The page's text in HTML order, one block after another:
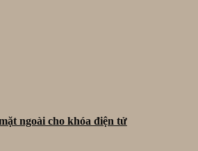
ngoài cho khóa điện tử